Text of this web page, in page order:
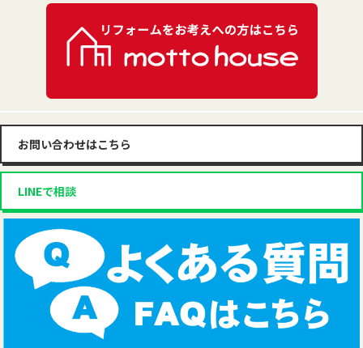
お問い合わせはこちら
LINEで相談